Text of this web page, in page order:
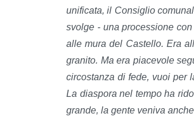
unificata, il Consiglio
svolge - una processione
alle mura del Castello. Era
granito. Ma era piacevole
circostanza di fede, vuoi per
La diaspora nel tempo ha
grande, la gente veniva